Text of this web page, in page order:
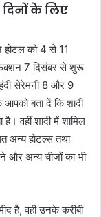
के लिए
होटल को 4 से 11
फंक्शन 7 दिसंबर से शुरू
सेरेमनी 8 और 9
आपको बता दें कि शादी
वहीं शादी में शामिल
अन्य होटल्स तथा
और अन्य चीजों का भी
है, वही उनके करीबी